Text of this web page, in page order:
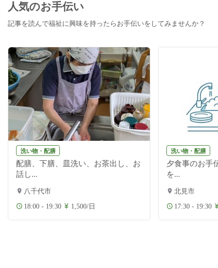
人気のお手伝い
記事を読んで福祉に興味を持ったらお手伝いをしてみませんか？
洗い物・配膳
配膳、下膳、皿洗い、お茶出し、お
話し...
八千代市
18:00 - 19:30 1,500/日
洗い物・配膳
夕食事のお手
を...
北見市
17:30 - 19:30